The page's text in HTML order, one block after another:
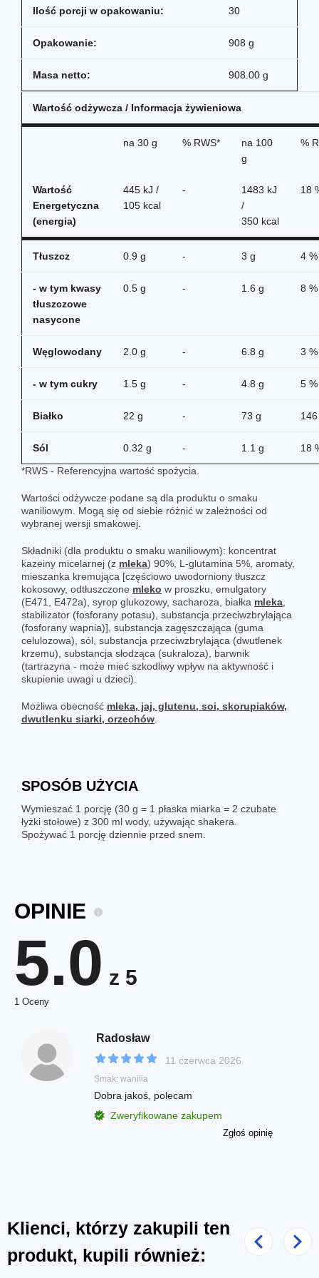
Ilość porcji w opakowaniu: 30
Opakowanie: 908 g
Masa netto: 908.00 g
Wartość odżywcza / Informacja żywieniowa
na 30 g % RWS* na 100
g
%
Wartość
Energetyczna
(energia)
445 kJ /
105 kcal
-
1483 kJ
/
350 kcal
18
Tłuszcz 0.9 g - 3 g 4 %
- w tym kwasy
tłuszczowe
nasycone
0.5 g - 1.6 g 8 %
Węglowodany 2.0 g - 6.8 g 3 %
- w tym cukry 1.5 g - 4.8 g 5 %
Białko 22 g - 73 g
Sól 0.32 g - 1.1 g
18
*RWS - Referencyjna wartość spożycia.
Wartości odżywcze podane są dla produktu o smaku
waniliowym. Mogą się od siebie różnić w zależności od
wybranej wersji smakowej.
Składniki (dla produktu o smaku waniliowym): koncentrat
kazeiny micelarnej (z mleka) 90%, L-glutamina 5%, aromaty,
mieszanka kremująca [częściowo uwodorniony tłuszcz
kokosowy, odtłuszczone mleko w proszku, emulgatory
(E471, E472a), syrop glukozowy, sacharoza, białka mleka
stabilizator (fosforany potasu), substancja przeciwzbrylająca
(fosforany wapnia)], substancja zagęszczająca (guma
celulozowa), sól, substancja przeciwzbrylająca (dwutlenek
krzemu), substancja słodząca (sukraloza), barwnik
(tartrazyna - może mieć szkodliwy wpływ na aktywność i
skupienie uwagi u dzieci).
Możliwa obecność mleka, jaj, glutenu, soi, skorupiaków,
dwutlenku siarki, orzechów
SPOSÓB UŻYCIA
Wymieszać 1 porcję (30 g = 1 płaska miarka = 2 czubate
łyżki stołowe) z 300 ml wody, używając shakera.
Spożywać 1 porcję dziennie przed snem.
OPINIE
5.0 z 5
1 Oceny
Radosław
11 czerwca 2026
Smak: wanilia
Dobra jakoś, polecam
Zweryfikowane zakupem
Zgłoś opinię
Klienci, którzy zakupili ten
produkt, kupili również:
Poprzedni